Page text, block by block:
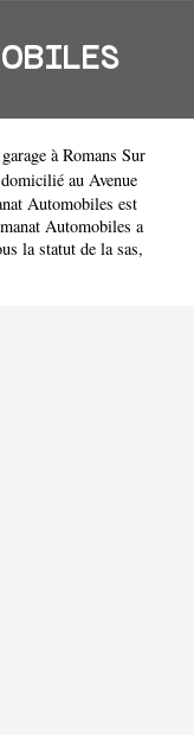
garage à Romans Sur
au Avenue
Automobiles est
Automobiles a
la statut de la sas,